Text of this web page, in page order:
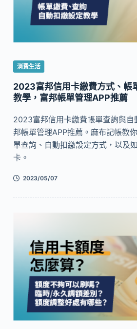
消費生活
2023富邦信用卡繳費方式、帳
教學，富邦帳單管理APP推薦
2023富邦信用卡繳費帳單查詢與自
邦帳單管理APP推薦。麻布記帳教
單查詢、自動扣繳設定方式，以及
卡。
2023/05/07